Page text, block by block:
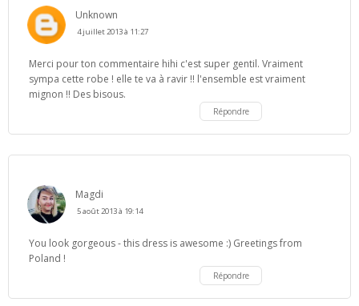
Unknown
4 juillet 2013 à 11:27
Merci pour ton commentaire hihi c'est super gentil. Vraiment
sympa cette robe ! elle te va à ravir !! l'ensemble est vraiment
mignon !! Des bisous.
Répondre
Magdi
5 août 2013 à 19:14
You look gorgeous - this dress is awesome :) Greetings from
Poland !
Répondre